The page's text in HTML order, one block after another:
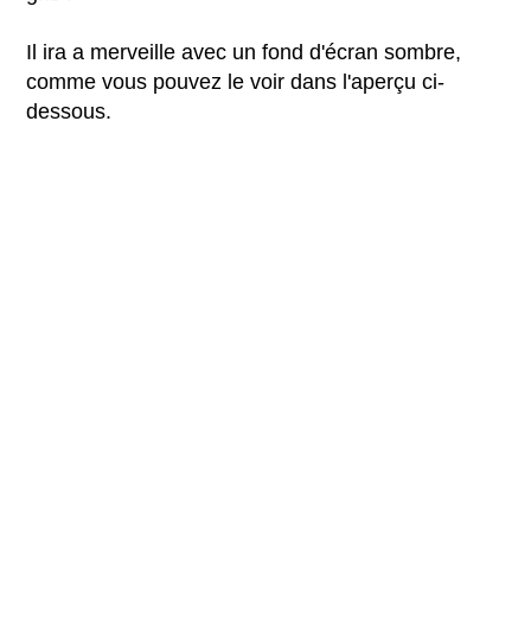
Il ira a merveille avec un fond d'écran sombre,
comme vous pouvez le voir dans l'aperçu ci-
dessous.